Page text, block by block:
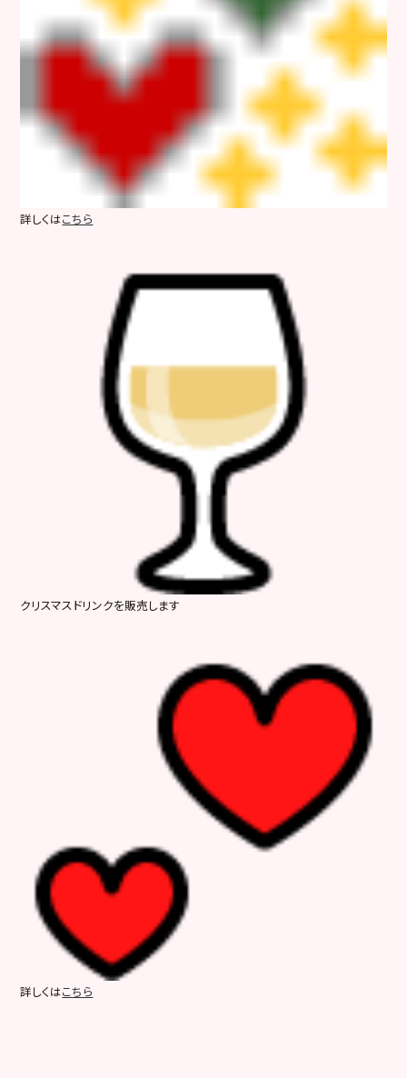
詳しくはこちら
クリスマスドリンクを販売します
詳しくはこちら